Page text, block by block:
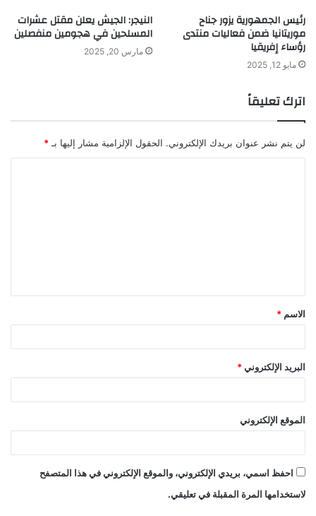
رئيس الجمهورية يزور جناح
موريتانيا ضمن فعاليات منتدى
رؤساء إفريقيا
مايو 12, 2025
النيجر: الجيش يعلن مقتل عشرات
المسلحين في هجومين منفصلين
مارس 20, 2025
اترك تعليقاً
لن يتم نشر عنوان بريدك الإلكتروني. الحقول الإلزامية مشار إليها بـ *
ق
*
الاسم *
البريد الإلكتروني *
الموقع الإلكتروني
احفظ اسمي، بريدي الإلكتروني، والموقع الإلكتروني في هذا المتصفح
لاستخدامها المرة المقبلة في تعليقي.